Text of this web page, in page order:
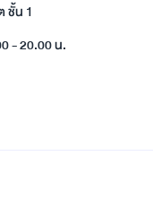
ชั้น 1
- 20.00 น.